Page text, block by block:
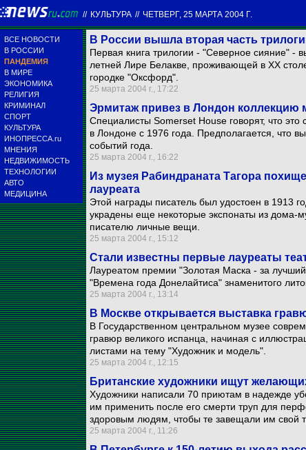
// КУЛЬТУРА // ЧЕТВЕРГ, 25 МАРТА 2004 Г.
ВСЕ НОВОСТИ
В РОССИИ
ПАНДЕМИЯ
В МИРЕ
ЭКОНОМИКА
РЕЛИГИЯ
КРИМИНАЛ
СПОРТ
КУЛЬТУРА
ИНОПРЕССА.ru
МНЕНИЯ
НЕДВИЖИМОСТЬ
ТЕХНОЛОГИИ
АВТО
МЕДИЦИНА
В России вышла вторая часть
Первая книга трилогии - "Северное сияние" -
летней Лире Белакве, проживающей в ХХ
городке "Оксфорд".
25 марта 2004 г., 17:22
Эрмитаж привез в Лондон коллекцию
Специалисты Somerset House говорят, что это
в Лондоне с 1976 года. Предполагается, что
событий года.
25 марта 2004 г., 16:22
Из музея Рабиндраната Тагора
лауреата
Этой награды писатель был удостоен в 1913
украдены еще некоторые экспонаты из
писателю личные вещи.
25 марта 2004 г., 15:12
Стали известны первые лауреаты
Лауреатом премии "Золотая Маска - за лучший
"Времена года Донелайтиса" знаменитого
25 марта 2004 г., 13:14
В Москве открывается выставка
В Государственном центральном музее
гравюр великого испанца, начиная с
листами на тему "Художник и модель".
25 марта 2004 г., 12:15
Британские художники ищут
Художники написали 70 приютам в надежде
им применить после его смерти труп для
здоровым людям, чтобы те завещали им свой
25 марта 2004 г., 11:26